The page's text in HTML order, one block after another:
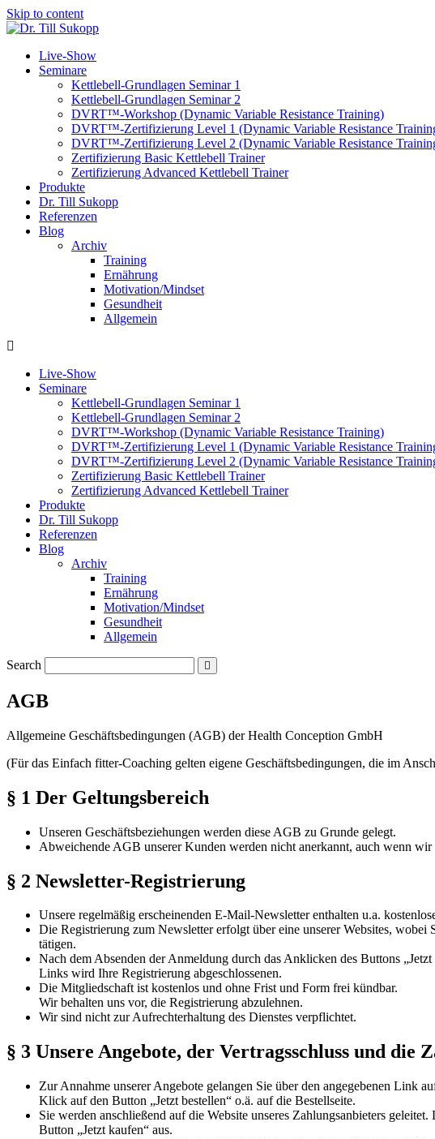
Skip to content
Live-Show
Seminare
Kettlebell-Grundlagen Seminar 1
Kettlebell-Grundlagen Seminar 2
DVRT™-Workshop (Dynamic Variable Resistance Training)
DVRT™-Zertifizierung Level 1 (Dynamic Variable Resistance
DVRT™-Zertifizierung Level 2 (Dynamic Variable Resistance
Zertifizierung Basic Kettlebell Trainer
Zertifizierung Advanced Kettlebell Trainer
Produkte
Dr. Till Sukopp
Referenzen
Blog
Archiv
Training
Ernährung
Motivation/Mindset
Gesundheit
Allgemein
Live-Show
Seminare
Kettlebell-Grundlagen Seminar 1
Kettlebell-Grundlagen Seminar 2
DVRT™-Workshop (Dynamic Variable Resistance Training)
DVRT™-Zertifizierung Level 1 (Dynamic Variable Resistance
DVRT™-Zertifizierung Level 2 (Dynamic Variable Resistance
Zertifizierung Basic Kettlebell Trainer
Zertifizierung Advanced Kettlebell Trainer
Produkte
Dr. Till Sukopp
Referenzen
Blog
Archiv
Training
Ernährung
Motivation/Mindset
Gesundheit
Allgemein
Search
AGB
Allgemeine Geschäftsbedingungen (AGB) der Health Conception GmbH
(Für das Einfach fitter-Coaching gelten eigene Geschäftsbedingungen, die im
§ 1 Der Geltungsbereich
Unseren Geschäftsbeziehungen werden diese AGB zu Grunde gelegt.
Abweichende AGB unserer Kunden werden nicht anerkannt, auch wenn
§ 2 Newsletter-Registrierung
Unsere regelmäßig erscheinenden E-Mail-Newsletter enthalten u.a.
Die Registrierung zum Newsletter erfolgt über eine unserer Websites,
tätigen.
Nach dem Absenden der Anmeldung durch das Anklicken des Buttons
Links wird Ihre Registrierung abgeschlossenen.
Die Mitgliedschaft ist kostenlos und ohne Frist und Form frei kündbar.
Wir behalten uns vor, die Registrierung abzulehnen.
Wir sind nicht zur Aufrechterhaltung des Dienstes verpflichtet.
§ 3 Unsere Angebote, der Vertragsschluss und die
Zur Annahme unserer Angebote gelangen Sie über den angegebenen Link
Klick auf den Button „Jetzt bestellen“ o.ä. auf die Bestellseite.
Sie werden anschließend auf die Website unseres Zahlungsanbieters
Button „Jetzt kaufen“ aus.